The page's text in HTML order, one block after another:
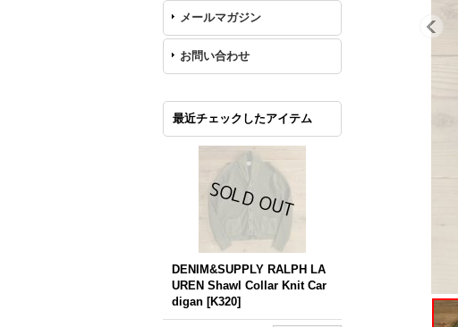
メールマガジン
お問い合わせ
最近チェックしたアイテム
DENIM&SUPPLY RALPH LA
UREN Shawl Collar Knit Car
digan [K320]